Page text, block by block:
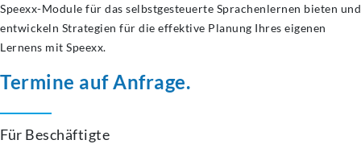
Speexx-Module für das selbstgesteuerte Sprachenlernen bieten und
entwickeln Strategien für die effektive Planung Ihres eigenen
Lernens mit Speexx.
Termine auf Anfrage.
Für Beschäftigte